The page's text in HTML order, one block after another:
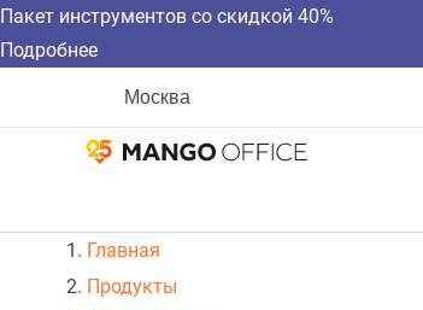
Пакет инструментов со скидкой 40%
Подробнее
Москва
Главная
Продукты